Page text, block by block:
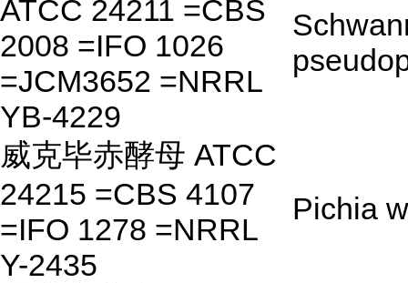
ATCC 24211 =CBS
2008 =IFO 1026
=JCM3652 =NRRL
YB-4229
威克毕赤酵母 ATCC
24215 =CBS 4107
=IFO 1278 =NRRL
Y-2435
Pichia